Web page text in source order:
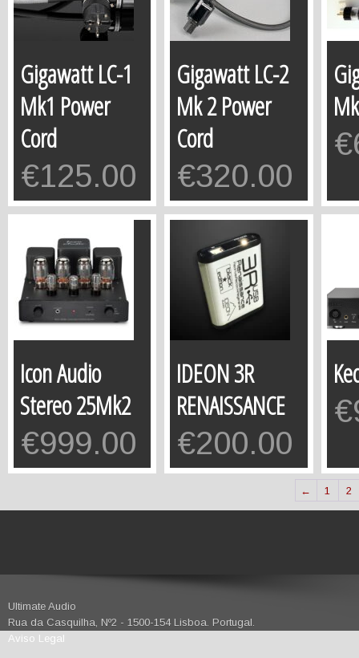
Gigawatt LC-1
Mk1 Power
Cord
€125.00
Gigawatt LC-2
Mk 2 Power
Cord
€320.00
€
Icon Audio
Stereo 25Mk2
€999.00
IDEON 3R
RENAISSANCE
€200.00
€
← 1 2
Ultimate Audio
Rua da Casquilha, Nº2 - 1500-154 Lisboa. Portugal.
Aviso Legal